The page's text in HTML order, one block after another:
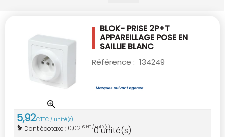
BLOK- PRISE 2P+T
APPAREILLAGE POSE EN
SAILLIE BLANC
Référence : 134249
5,92€TTC / unité(s)
Dont écotaxe : 0,02€ HT / unité(s)
0 unité(s)